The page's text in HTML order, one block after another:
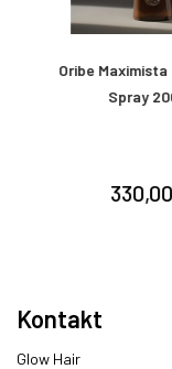
Oribe Maximista
Spray 200
330,00
Kontakt
Glow Hair